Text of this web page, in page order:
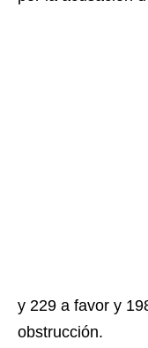
y 229 a favor y
obstrucción.